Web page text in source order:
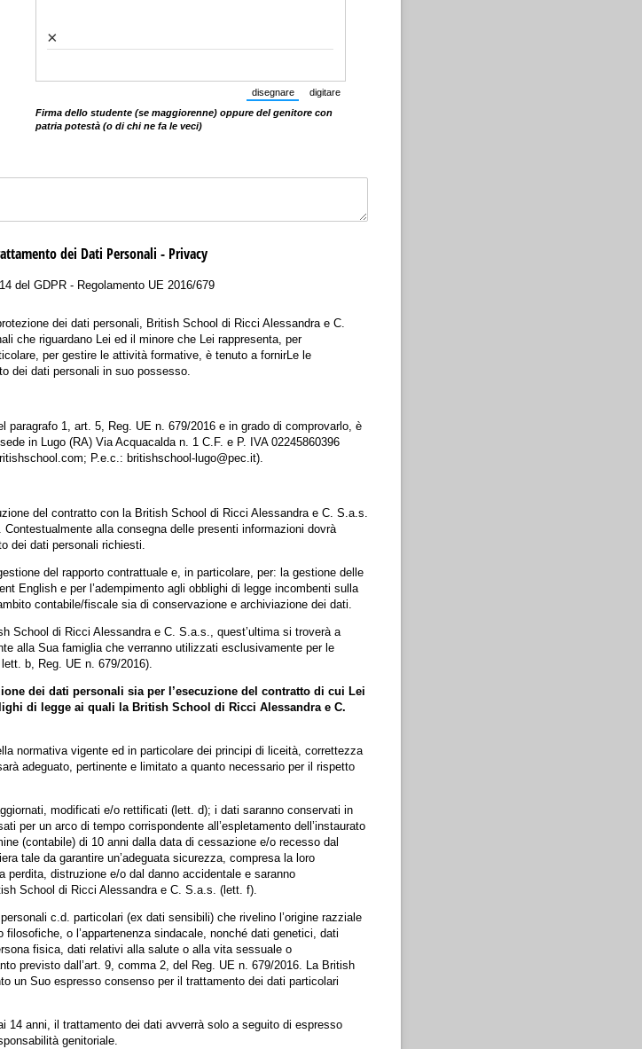
×
disegnare
(Passa dalla modalità testo alla modalità disegno.)
digitare
Firma dello studente (se maggiorenne) oppure del genitore con
patria potestà (o di chi ne fa le veci)
dei Dati Personali - Privacy
del GDPR - Regolamento UE 2016/679
dei dati personali, British School di Ricci Alessandra e C.
che riguardano Lei ed il minore che Lei rappresenta, per
per gestire le attività formative, è tenuto a fornirLe le
dei dati personali in suo possesso.
paragrafo 1, art. 5, Reg. UE n. 679/2016 e in grado di comprovarlo, è
in Lugo (RA) Via Acquacalda n. 1 C.F. e P. IVA 02245860396
P.e.c.: britishschool-lugo@pec.it).
del contratto con la British School di Ricci Alessandra e C. S.a.s.
alla consegna delle presenti informazioni dovrà
dei dati personali richiesti.
del rapporto contrattuale e, in particolare, per: la gestione delle
English e per l’adempimento agli obblighi di legge incombenti sulla
contabile/fiscale sia di conservazione e archiviazione dei dati.
School di Ricci Alessandra e C. S.a.s., quest’ultima si troverà a
alla Sua famiglia che verranno utilizzati esclusivamente per le
b, Reg. UE n. 679/2016).
dei dati personali sia per l’esecuzione del contratto di cui Lei
di legge ai quali la British School di Ricci Alessandra e C.
normativa vigente ed in particolare dei principi di liceità, correttezza
adeguato, pertinente e limitato a quanto necessario per il rispetto
modificati e/o rettificati (lett. d); i dati saranno conservati in
per un arco di tempo corrispondente all’espletamento dell’instaurato
(contabile) di 10 anni dalla data di cessazione e/o recesso dal
tale da garantire un’adeguata sicurezza, compresa la loro
distruzione e/o dal danno accidentale e saranno
School di Ricci Alessandra e C. S.a.s. (lett. f).
c.d. particolari (ex dati sensibili) che rivelino l’origine razziale
o l’appartenenza sindacale, nonché dati genetici, dati
fisica, dati relativi alla salute o alla vita sessuale o
previsto dall’art. 9, comma 2, del Reg. UE n. 679/2016. La British
un Suo espresso consenso per il trattamento dei dati particolari
14 anni, il trattamento dei dati avverrà solo a seguito di espresso
genitoriale.